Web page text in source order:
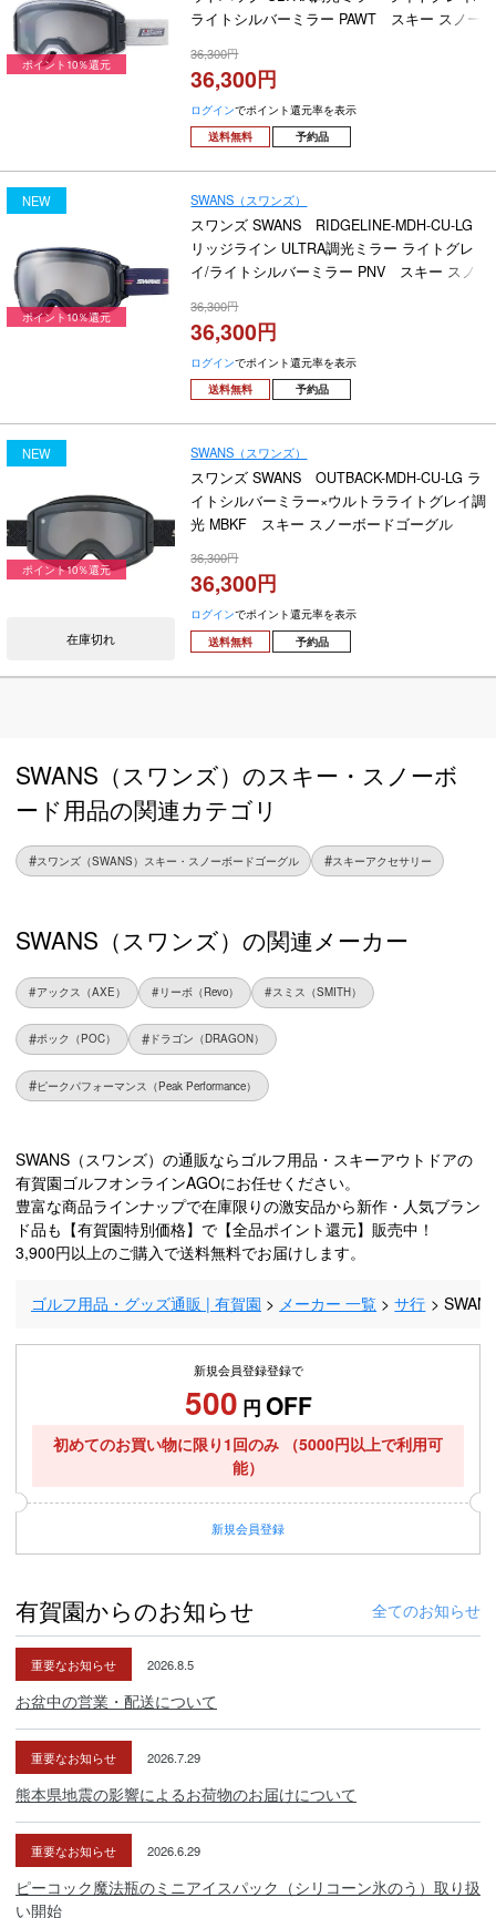
ライトシルバーミラー PAWT スキー スノー
36,300
36,300
ログインでポイント還元率を表示
送料無料
予約品
ポイント10％還元
NEW SWANS（スワンズ）
スワンズ SWANS RIDGELINE-MDH-CU-LG
リッジライン ULTRA調光ミラー ライトグレ
イ/ライトシルバーミラー PNV スキー スノ
36,300
36,300
ログインでポイント還元率を表示
送料無料
予約品
ポイント10％還元
NEW
在庫切れ
SWANS（スワンズ）
スワンズ SWANS OUTBACK-MDH-CU-LG ラ
イトシルバーミラー×ウルトラライトグレイ調
光 MBKF スキー スノーボードゴーグル
36,300
36,300
ログインでポイント還元率を表示
送料無料
予約品
ポイント10％還元
SWANS（スワンズ）のスキー・スノーボ
ード用品の関連カテゴリ
スワンズ（SWANS）スキー・スノーボードゴーグル スキーアクセサリー
SWANS（スワンズ）の関連メーカー
アックス（AXE） リーボ（Revo） スミス（SMITH）
ポック（POC） ドラゴン（DRAGON）
ピークパフォーマンス（Peak Performance）
SWANS（スワンズ）の通販ならゴルフ用品・スキーアウトドアの
有賀園ゴルフオンラインAGOにお任せください。
豊富な商品ラインナップで在庫限りの激安品から新作・人気ブラン
ド品も【有賀園特別価格】で【全品ポイント還元】販売中！
3,900円以上のご購入で送料無料でお届けします。
ゴルフ用品・グッズ通販 | 有賀園 メーカー 一覧 サ行
新規会員登録登録で
500 円 OFF
初めてのお買い物に限り1回のみ
（5000円以上で利用可
能）
新規会員登録
有賀園からのお知らせ 全てのお知らせ
重要なお知らせ 2026.8.5
お盆中の営業・配送について
重要なお知らせ 2026.7.29
熊本県地震の影響によるお荷物のお届けについて
重要なお知らせ 2026.6.29
ピーコック魔法瓶のミニアイスパック（シリコーン氷のう）取り扱
い開始